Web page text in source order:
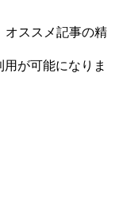
オススメ記事の精
が可能になりま